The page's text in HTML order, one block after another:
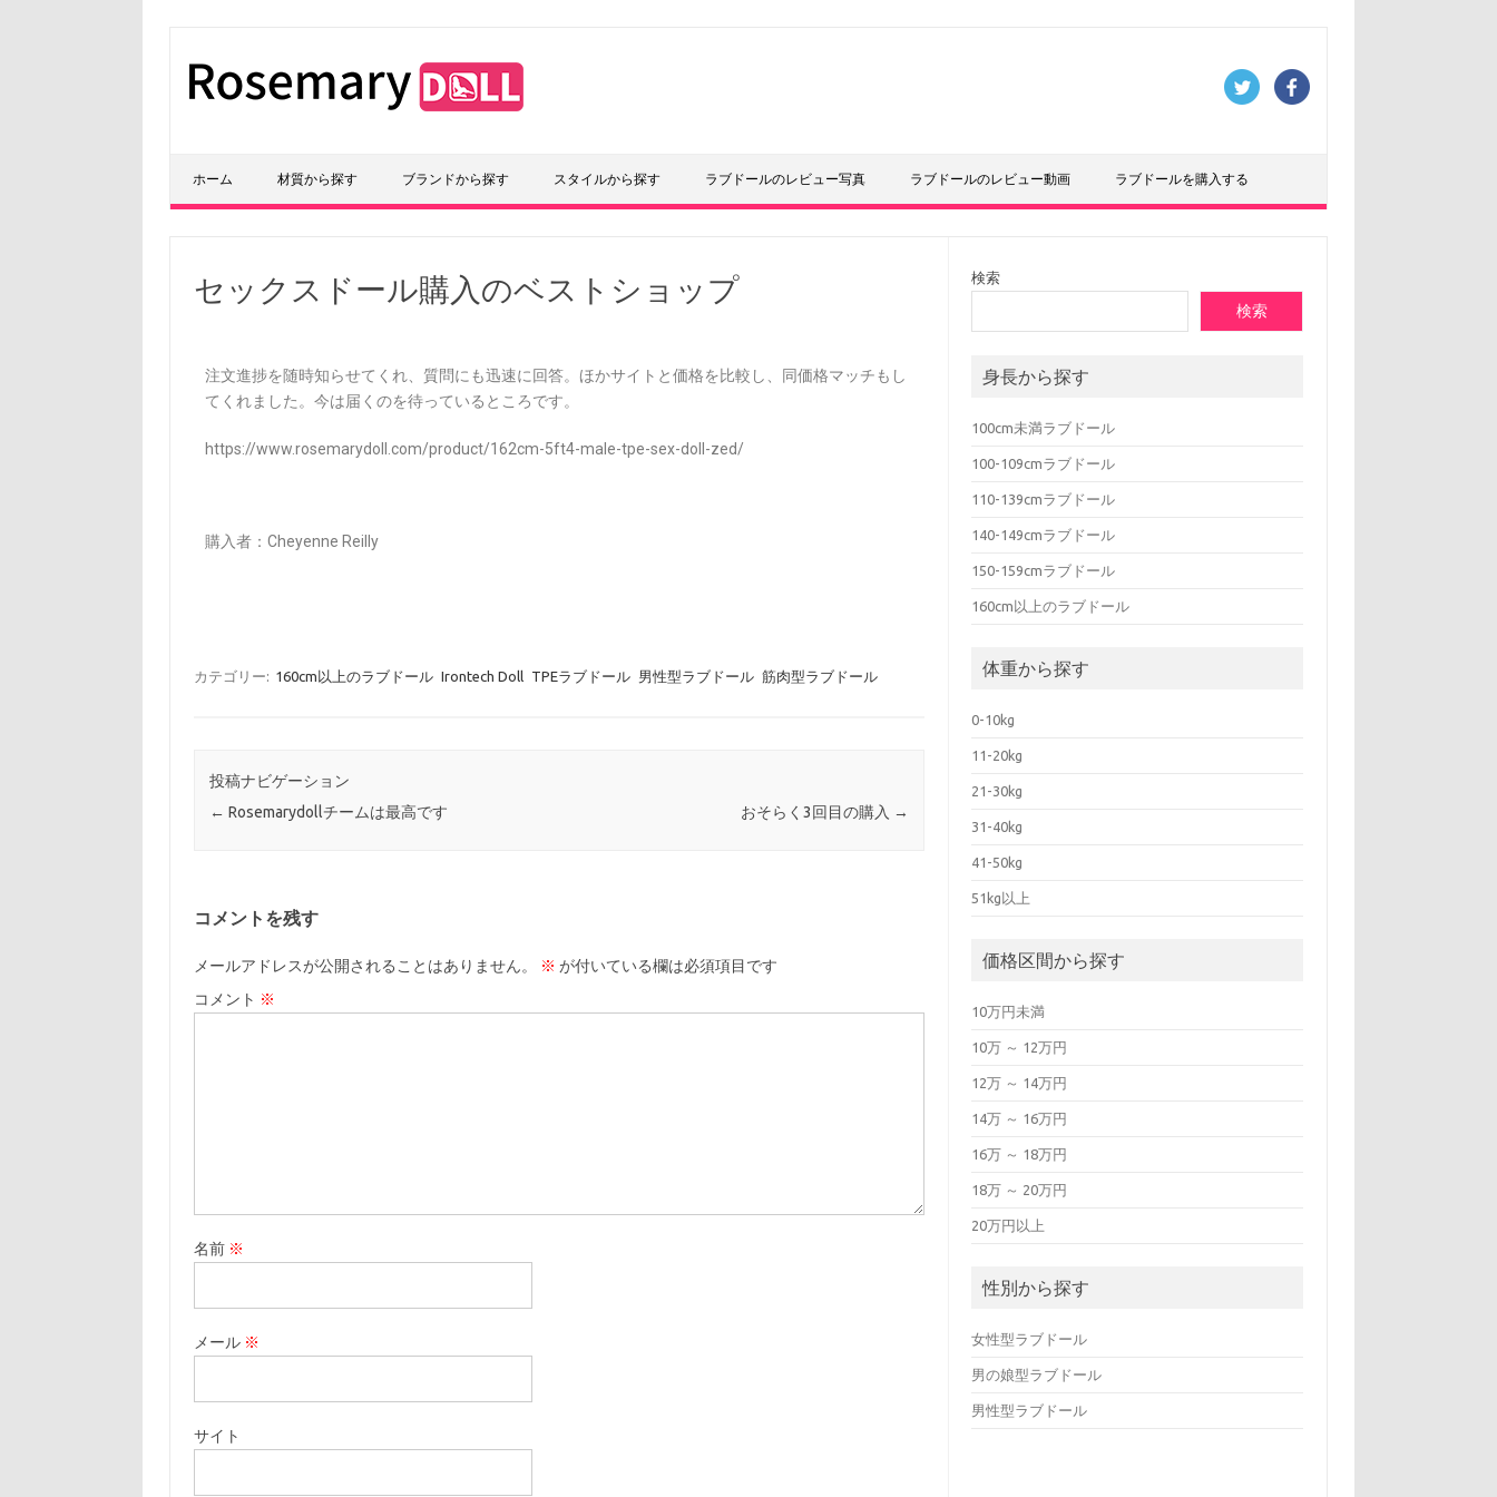
ホーム 材質から探す ブランドから探す スタイルから探す ラブドールのレビュー写真 ラブドールのレビュー動画 ラブドールを購入する
セックスドール購入のベストショップ
注文進捗を随時知らせてくれ、質問にも迅速に回答。ほかサイトと価格を比較し、同価格マッチもし
てくれました。今は届くのを待っているところです。
https://www.rosemarydoll.com/product/162cm-5ft4-male-tpe-sex-doll-zed/
購入者：Cheyenne Reilly
カテゴリー: 160cm以上のラブドール Irontech Doll TPEラブドール 男性型ラブドール 筋肉型ラブドール
投稿ナビゲーション
← Rosemarydollチームは最高です おそらく3回目の購入 →
コメントを残す
メールアドレスが公開されることはありません。 ※ が付いている欄は必須項目です
コメント ※
名前 ※
メール ※
サイト
検索
検索
身長から探す
100cm未満ラブドール
100-109cmラブドール
110-139cmラブドール
140-149cmラブドール
150-159cmラブドール
160cm以上のラブドール
体重から探す
0-10kg
11-20kg
21-30kg
31-40kg
41-50kg
51kg以上
価格区間から探す
10万円未満
10万 ～ 12万円
12万 ～ 14万円
14万 ～ 16万円
16万 ～ 18万円
18万 ～ 20万円
20万円以上
性別から探す
女性型ラブドール
男の娘型ラブドール
男性型ラブドール